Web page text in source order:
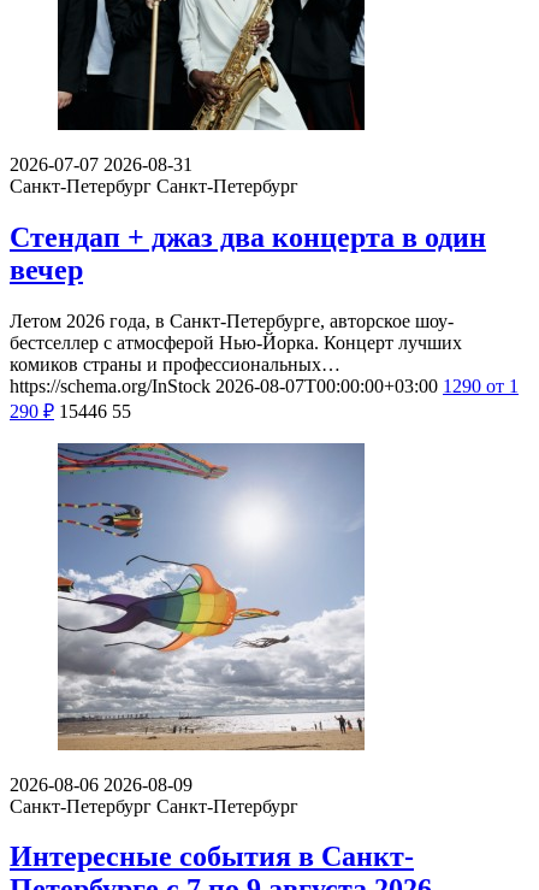
2026-07-07 2026-08-31
Санкт-Петербург Санкт-Петербург
Стендап + джаз два концерта в один
вечер
Летом 2026 года, в Санкт-Петербурге, авторское шоу-
бестселлер с атмосферой Нью-Йорка. Концерт лучших
комиков страны и профессиональных…
https://schema.org/InStock 2026-08-07T00:00:00+03:00 1290 от 1
290 ₽ 15446 55
2026-08-06 2026-08-09
Санкт-Петербург Санкт-Петербург
Интересные события в Санкт-